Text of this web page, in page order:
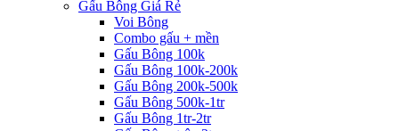
Gấu Bông Giá Rẻ
Voi Bông
Combo gấu + mền
Gấu Bông 100k
Gấu Bông 100k-200k
Gấu Bông 200k-500k
Gấu Bông 500k-1tr
Gấu Bông 1tr-2tr